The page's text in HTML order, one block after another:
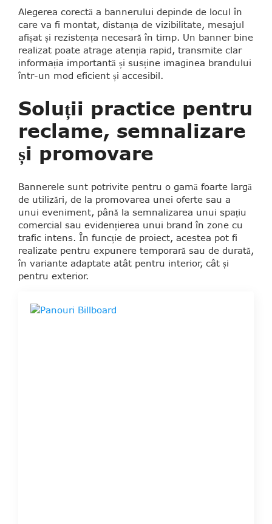
Alegerea corectă a bannerului depinde de locul în
care va fi montat, distanța de vizibilitate, mesajul
afișat și rezistența necesară în timp. Un banner bine
realizat poate atrage atenția rapid, transmite clar
informația importantă și susține imaginea brandului
într-un mod eficient și accesibil.
Soluții practice pentru
reclame, semnalizare
și promovare
Bannerele sunt potrivite pentru o gamă foarte largă
de utilizări, de la promovarea unei oferte sau a
unui eveniment, până la semnalizarea unui spațiu
comercial sau evidențierea unui brand în zone cu
trafic intens. În funcție de proiect, acestea pot fi
realizate pentru expunere temporară sau de durată,
în variante adaptate atât pentru interior, cât și
pentru exterior.